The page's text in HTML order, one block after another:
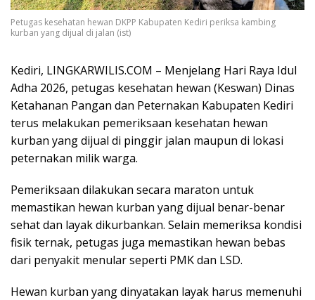
Petugas kesehatan hewan DKPP Kabupaten Kediri periksa kambing
kurban yang dijual di jalan (ist)
Kediri, LINGKARWILIS.COM – Menjelang Hari Raya Idul
Adha 2026, petugas kesehatan hewan (Keswan) Dinas
Ketahanan Pangan dan Peternakan Kabupaten Kediri
terus melakukan pemeriksaan kesehatan hewan
kurban yang dijual di pinggir jalan maupun di lokasi
peternakan milik warga.
Pemeriksaan dilakukan secara maraton untuk
memastikan hewan kurban yang dijual benar-benar
sehat dan layak dikurbankan. Selain memeriksa kondisi
fisik ternak, petugas juga memastikan hewan bebas
dari penyakit menular seperti PMK dan LSD.
Hewan kurban yang dinyatakan layak harus memenuhi